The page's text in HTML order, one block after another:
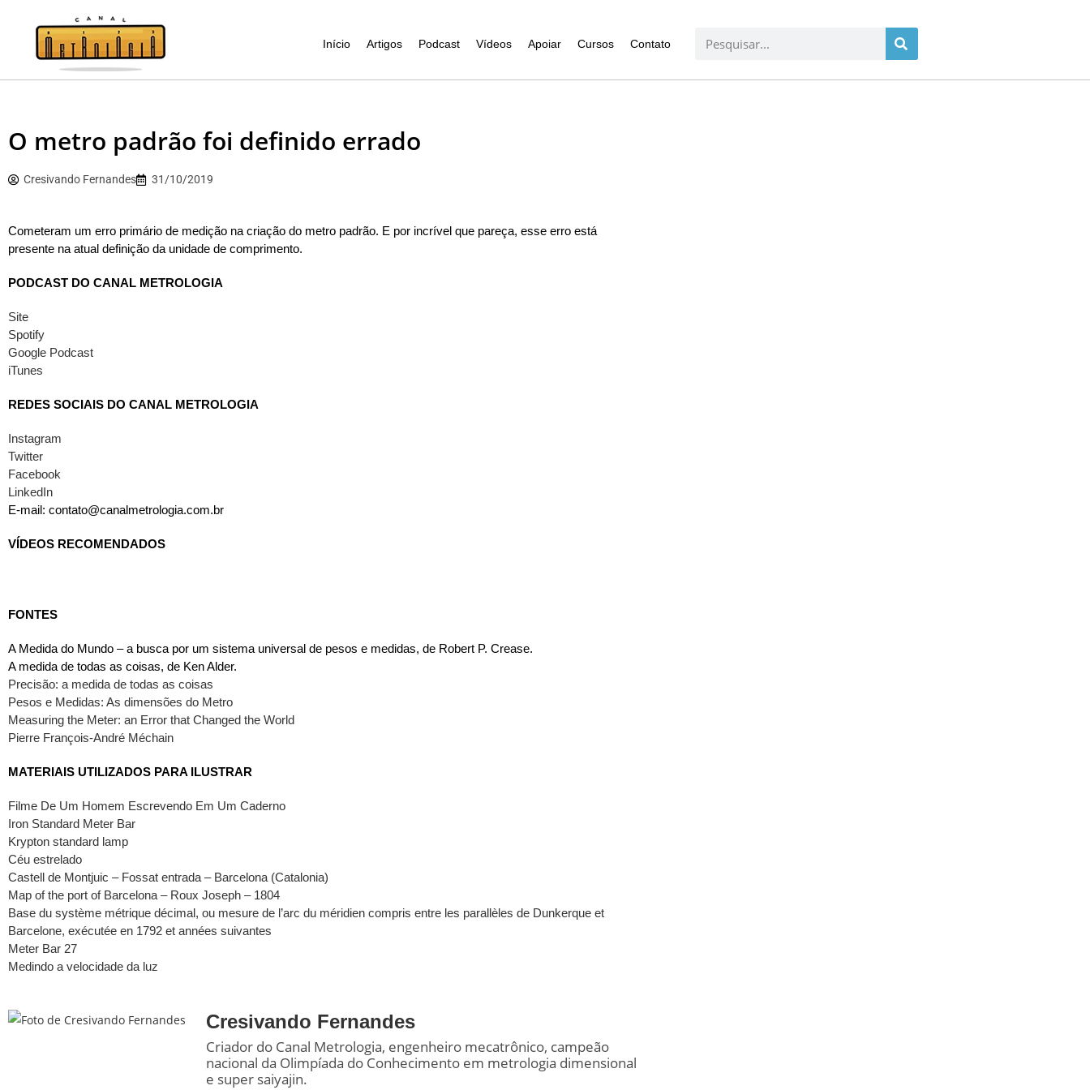
Início Artigos Podcast Vídeos Apoiar Cursos Contato
O metro padrão foi definido errado
Cresivando Fernandes 31/10/2019
Cometeram um erro primário de medição na criação do metro padrão. E por incrível que pareça, esse erro está
presente na atual definição da unidade de comprimento.
PODCAST DO CANAL METROLOGIA
Site
Spotify
Google Podcast
iTunes
REDES SOCIAIS DO CANAL METROLOGIA
Instagram
Twitter
Facebook
LinkedIn
E-mail: contato@canalmetrologia.com.br
VÍDEOS RECOMENDADOS
FONTES
A Medida do Mundo – a busca por um sistema universal de pesos e medidas, de Robert P. Crease.
A medida de todas as coisas, de Ken Alder.
Precisão: a medida de todas as coisas
Pesos e Medidas: As dimensões do Metro
Measuring the Meter: an Error that Changed the World
Pierre François-André Méchain
MATERIAIS UTILIZADOS PARA ILUSTRAR
Filme De Um Homem Escrevendo Em Um Caderno
Iron Standard Meter Bar
Krypton standard lamp
Céu estrelado
Castell de Montjuic – Fossat entrada – Barcelona (Catalonia)
Map of the port of Barcelona – Roux Joseph – 1804
Base du système métrique décimal, ou mesure de l’arc du méridien compris entre les parallèles de Dunkerque et
Barcelone, exécutée en 1792 et années suivantes
Meter Bar 27
Medindo a velocidade da luz
Cresivando Fernandes
Criador do Canal Metrologia, engenheiro mecatrônico, campeão
nacional da Olimpíada do Conhecimento em metrologia dimensional
e super saiyajin.